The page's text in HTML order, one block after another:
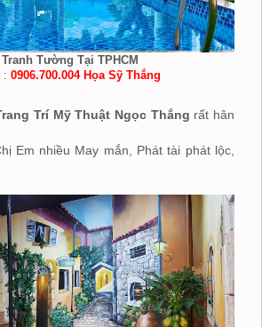
Tường Tại TPHCM
: 0906.700.004 Họa Sỹ Thắng
Trí Mỹ Thuật Ngọc Thắng rất hân
Em nhiều May mắn, Phát tài phát lộc,